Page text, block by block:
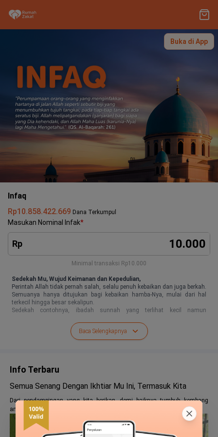
Buka di App
Infaq
Rp10.858.422.669 Dana Terkumpul
Masukan Nominal Infak*
Rp
Minimal transaksi Rp10.000
Sedekah Mu, Wujud Keimanan dan Kepedulian,
Perintah Allah tidak pernah salah, selalu penuh kebaikan dan juga berkah.
Semuanya hanya ditujukan bagi kebaikan hamba-Nya, mulai dari hal
terkecil hingga besar sekalipun.
Sedekah contohnya, ibadah sunnah yang terlihat kecil namun
sesama. Dampak baiknya juga tidak hanya penerima sedekah saja yang
rasakan, tapi juga dirasakan bagi kita sebagai penunai sedekah.
"Perumpamaan orang-orang yang menginfakkan hartanya di jalan Allah
kehendaki, dan Allah Maha Luas (karunia-Nya) lagi Maha Mengetahui."
Baqarah: 261)
Baca Selengkapnya
Info Terbaru
Semua Senang Dengan Ikhtiar Mu Ini, Termasuk Kita
Dari pendampingan yang kita berikan, demi baiknya tumbuh kembang
anak-anak bangsa, dan inilah salah satu bentuknya.